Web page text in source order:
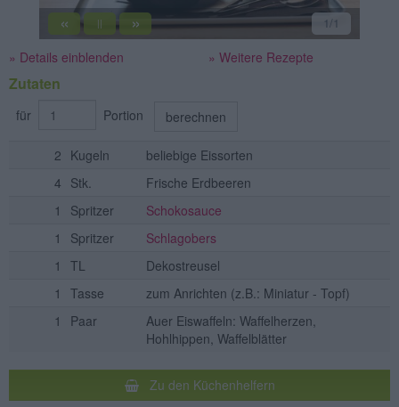
« || » 1/1
» Details einblenden » Weitere Rezepte
Zutaten
für Portion berechnen
2 Kugeln
beliebige Eissorten
4 Stk.
Frische Erdbeeren
1
Spritzer
Schokosauce
1
Spritzer
Schlagobers
1
TL
Dekostreusel
1
Tasse
zum Anrichten (z.B.: Miniatur - Topf)
1
Paar
Auer Eiswaffeln: Waffelherzen,
Hohlhippen, Waffelblätter
Zu den Küchenhelfern